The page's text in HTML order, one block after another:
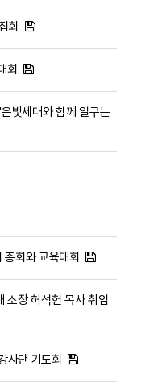
회
회
빛세대와 함께 일구는
회와 교육대회
소장 허석헌 목사 취임
사단 기도회